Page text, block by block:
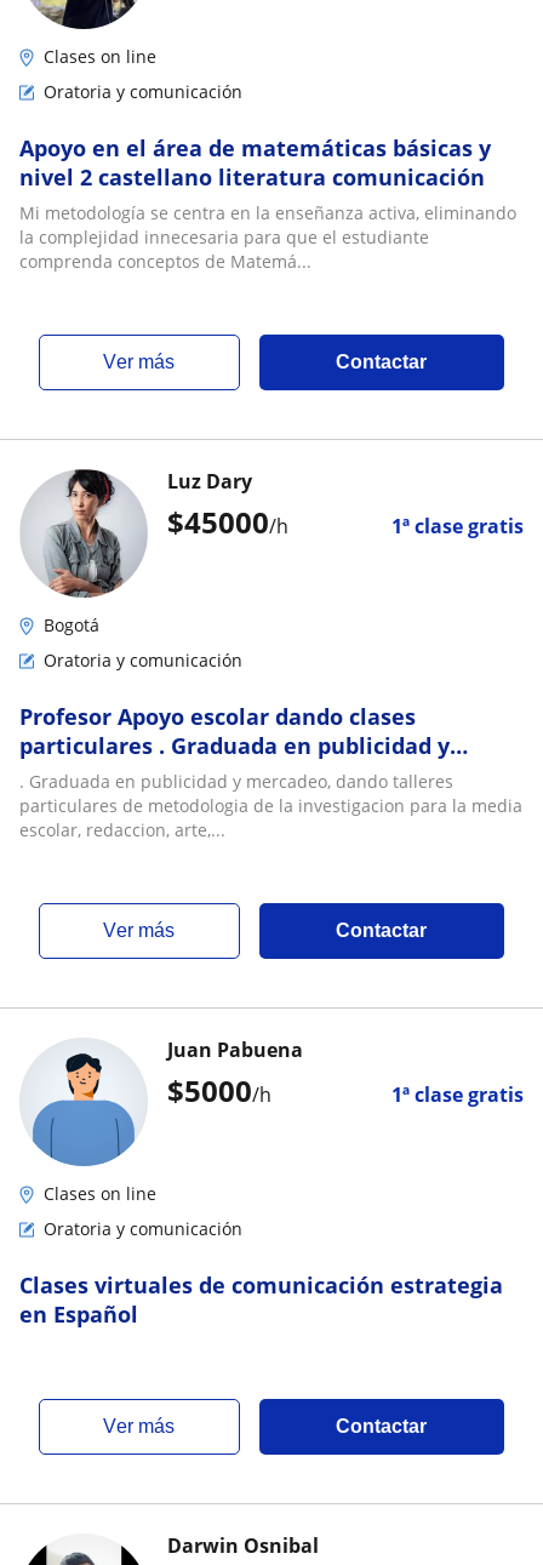
Clases on line
Oratoria y comunicación
Apoyo en el área de matemáticas básicas y
nivel 2 castellano literatura comunicación
Mi metodología se centra en la enseñanza activa, eliminando
la complejidad innecesaria para que el estudiante
comprenda conceptos de Matemá...
ver más Contactar
$45000/h 1ª clase gratis
Luz Dary
Bogotá
Oratoria y comunicación
Profesor Apoyo escolar dando clases
particulares . Graduada en publicidad y
mercadeo, dando talleres particulares de
metodologia d
. Graduada en publicidad y mercadeo, dando talleres
particulares de metodologia de la investigacion para la media
escolar, redaccion, arte,...
ver más Contactar
$5000/h 1ª clase gratis
Juan Pabuena
Clases on line
Oratoria y comunicación
Clases virtuales de comunicación estrategia
en Español
ver más Contactar
Darwin Osnibal